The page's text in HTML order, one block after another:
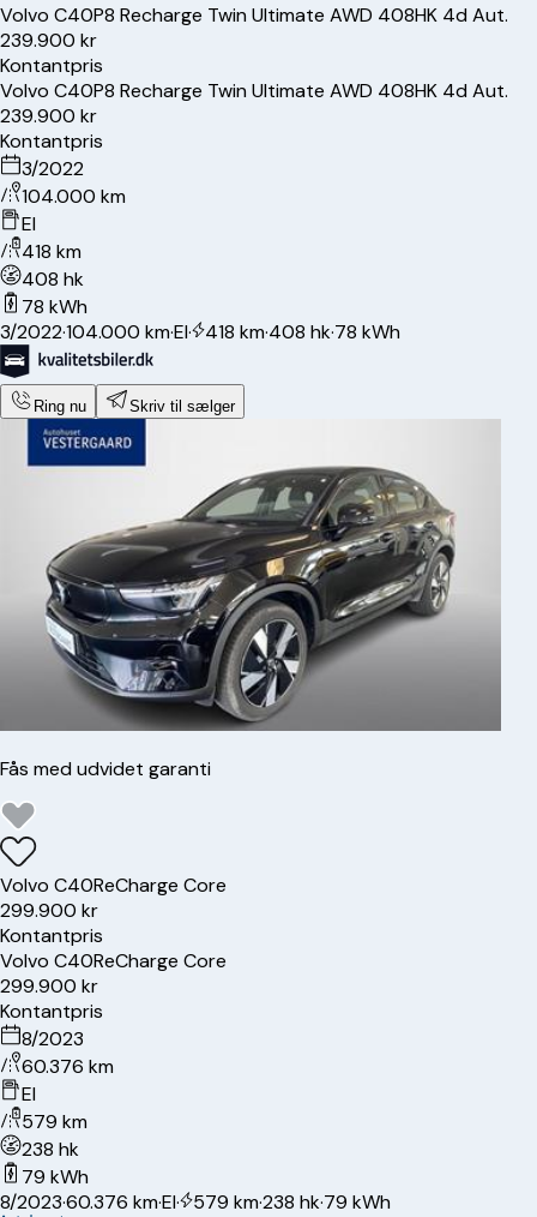
Volvo C40P8 Recharge Twin Ultimate AWD 408HK 4d Aut.
239.900 kr
Kontantpris
Volvo C40P8 Recharge Twin Ultimate AWD 408HK 4d Aut.
239.900 kr
Kontantpris
3/2022
104.000 km
El
418 km
408 hk
78 kWh
3/2022·104.000 km·El· 418 km·408 hk·78 kWh
Ring nu Skriv til sælger
Fås med udvidet garanti
Volvo C40ReCharge Core
299.900 kr
Kontantpris
Volvo C40ReCharge Core
299.900 kr
Kontantpris
8/2023
60.376 km
El
579 km
238 hk
79 kWh
8/2023·60.376 km·El· 579 km·238 hk·79 kWh